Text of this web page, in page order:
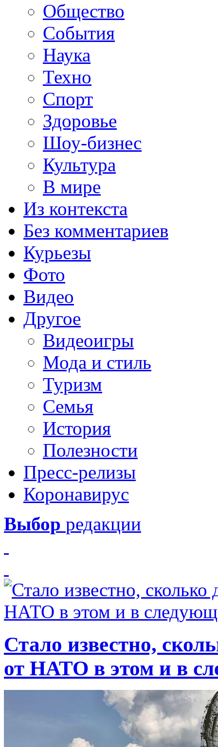
Общество
События
Наука
Техно
Спорт
Здоровье
Шоу-бизнес
Культура
В мире
Из контекста
Без комментариев
Курьезы
Фото
Видео
Другое
Видеоигры
Мода и стиль
Туризм
Семья
История
Полезности
Пресс-релизы
Коронавирус
Выбор редакции
Стало известно,
от НАТО в этом и в